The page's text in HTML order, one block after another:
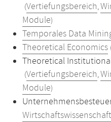
(Vertiefungsbereich,
Module)
Temporales Data
Theoretical Economics
Theoretical
(Vertiefungsbereich,
Module)